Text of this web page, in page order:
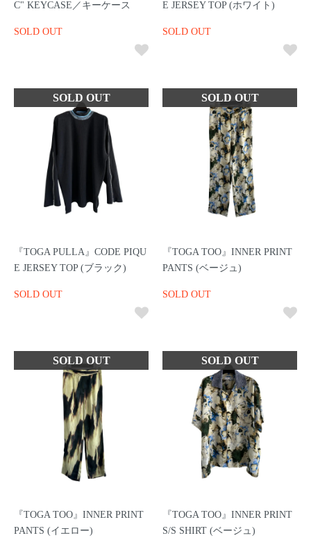
C" KEYCASE／キーケース
SOLD OUT
E JERSEY TOP (ホワイト)
SOLD OUT
『TOGA PULLA』CODE PIQU
E JERSEY TOP (ブラック)
SOLD OUT
『TOGA TOO』INNER PRINT
PANTS (ベージュ)
SOLD OUT
『TOGA TOO』INNER PRINT
PANTS (イエロー)
『TOGA TOO』INNER PRINT
S/S SHIRT (ベージュ)